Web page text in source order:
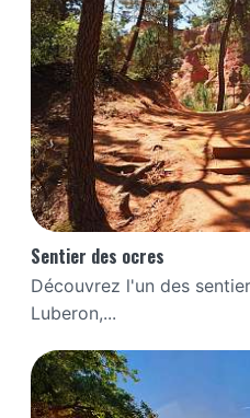
Sentier des ocres
Découvrez l'un des
Luberon,...